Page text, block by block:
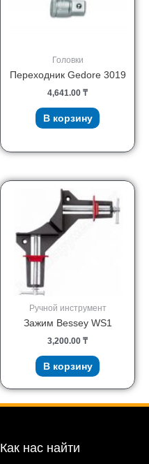
Головки
Переходник Gedore 3019
4,641.00 ₸
В корзину
Ручной инструмент
Зажим Bessey WS1
3,200.00 ₸
В корзину
Как нас найти